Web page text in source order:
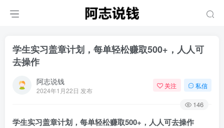
学生实习盖章计划，每单轻松赚取500+，人人可
去操作
阿志说钱
2024年1月22日 发布
关注 私信
146
学生实习盖章计划，每单轻松赚取500+，人人可去操作